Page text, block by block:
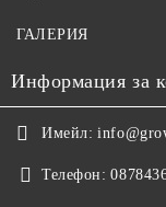
ГАЛЕРИЯ
Информация за
Имейл:
Телефон: